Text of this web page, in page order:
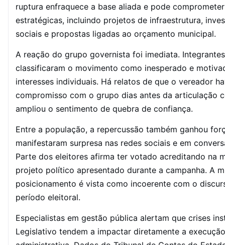
ruptura enfraquece a base aliada e pode
estratégicas, incluindo projetos de infraestrutura,
sociais e propostas ligadas ao orçamento municipal.
A reação do grupo governista foi imediata.
classificaram o movimento como inesperado e
interesses individuais. Há relatos de que o vereador
compromisso com o grupo dias antes da articulação
ampliou o sentimento de quebra de confiança.
Entre a população, a repercussão também ganhou
manifestaram surpresa nas redes sociais e em
Parte dos eleitores afirma ter votado acreditando na
projeto político apresentado durante a campanha. A
posicionamento é vista como incoerente com o
período eleitoral.
Especialistas em gestão pública alertam que crises
Legislativo tendem a impactar diretamente a execução